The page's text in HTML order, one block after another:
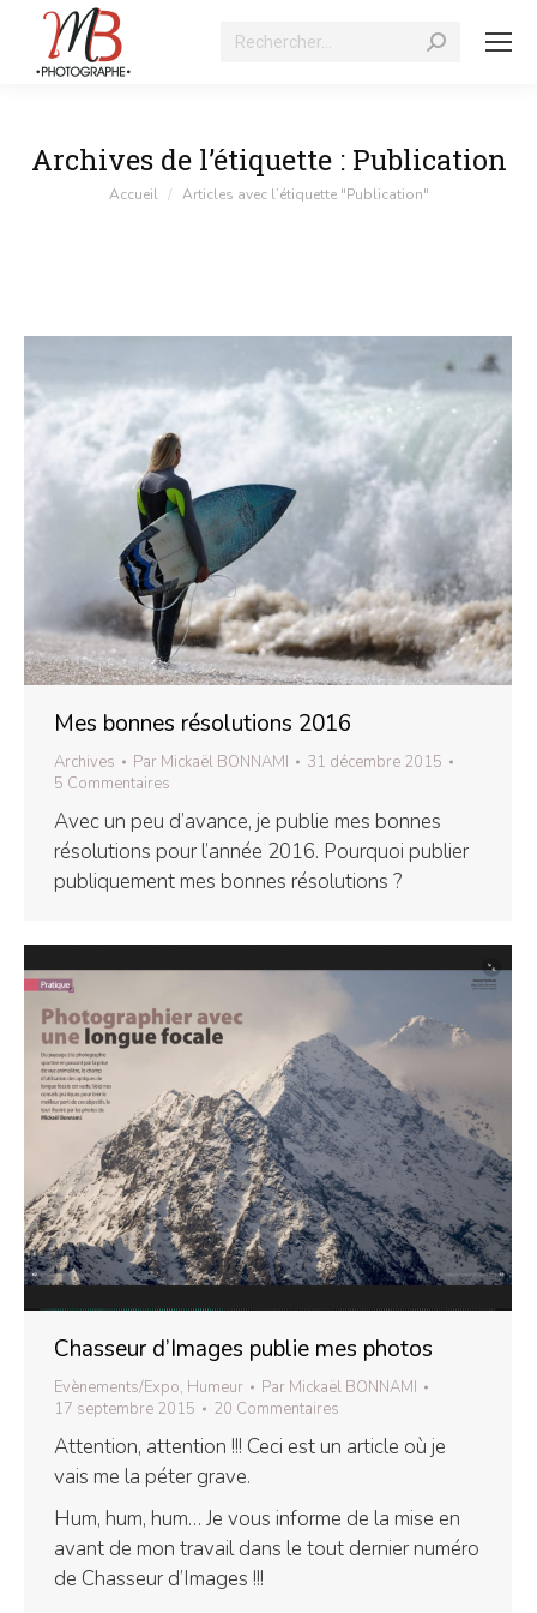
Recherche
Archives de l’étiquette : Publication
Vous êtes ici :
Accueil Articles avec l’étiquette "Publication"
Mes bonnes résolutions 2016
Archives Par Mickaël BONNAMI
31 décembre 2015
5 Commentaires
Avec un peu d’avance, je publie mes bonnes
résolutions pour l’année 2016. Pourquoi publier
publiquement mes bonnes résolutions ?
Chasseur d’Images publie mes photos
Evènements/Expo, Humeur Par Mickaël BONNAMI
17 septembre 2015
20 Commentaires
Attention, attention !!! Ceci est un article où je
vais me la péter grave.
Hum, hum, hum… Je vous informe de la mise en
avant de mon travail dans le tout dernier numéro
de Chasseur d’Images !!!